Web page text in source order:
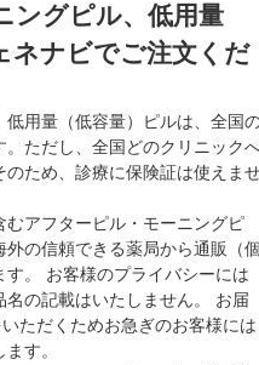
ングピル、低用量
ネナビでご注文くだ
用量（低容量）ピルは、全国
ただし、全国どのクリニック
ため、診療に保険証は使えま
アフターピル・モーニングピ
の信頼できる薬局から通販（
。 お客様のプライバシーには
の記載はいたしません。 お届
ただくためお急ぎのお客様には
す。